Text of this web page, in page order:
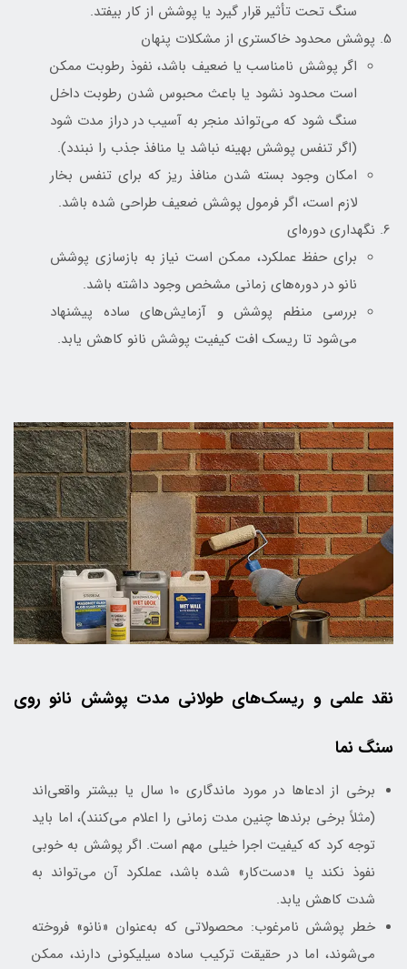
سنگ تحت تأثیر قرار گیرد یا پوشش از کار بیفتد.
پوشش محدود خاکستری از مشکلات پنهان
اگر پوشش نامناسب یا ضعیف باشد، نفوذ رطوبت ممکن
است محدود نشود یا باعث محبوس شدن رطوبت داخل
سنگ شود که می‌تواند منجر به آسیب در دراز مدت شود
(اگر تنفس پوشش بهینه نباشد یا منافذ جذب را نبندد).
امکان وجود بسته شدن منافذ ریز که برای تنفس بخار
لازم است، اگر فرمول پوشش ضعیف طراحی شده باشد.
نگهداری دوره‌ای
برای حفظ عملکرد، ممکن است نیاز به بازسازی پوشش
نانو در دوره‌های زمانی مشخص وجود داشته باشد.
بررسی منظم پوشش و آزمایش‌های ساده پیشنهاد
می‌شود تا ریسک افت کیفیت پوشش نانو کاهش یابد.
نقد علمی و ریسک‌های طولانی مدت پوشش نانو روی
سنگ نما
برخی از ادعاها در مورد ماندگاری ۱۰ سال یا بیشتر واقعی‌اند
(مثلاً برخی برندها چنین مدت زمانی را اعلام می‌کنند)، اما باید
توجه کرد که کیفیت اجرا خیلی مهم است. اگر پوشش به خوبی
نفوذ نکند یا «دست‌کار» شده باشد، عملکرد آن می‌تواند به
شدت کاهش یابد.
خطر پوشش نامرغوب: محصولاتی که به‌عنوان «نانو» فروخته
می‌شوند، اما در حقیقت ترکیب ساده سیلیکونی دارند، ممکن